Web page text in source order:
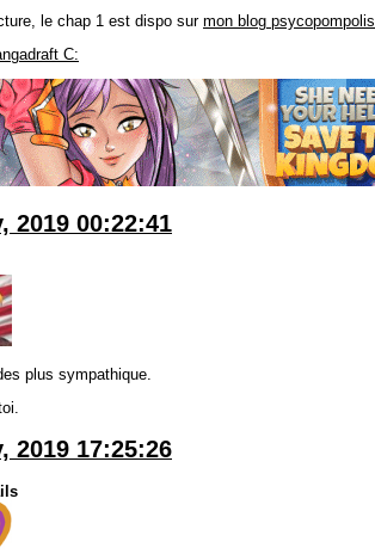
le chap 1 est dispo surmon blog
C:
2019 00:22:41
plus sympathique.
2019 17:25:26